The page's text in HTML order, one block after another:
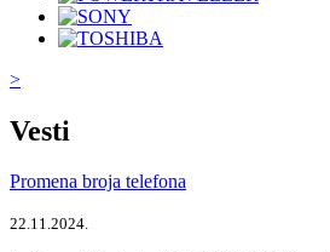
>
Vesti
Promena broja telefona
22.11.2024.